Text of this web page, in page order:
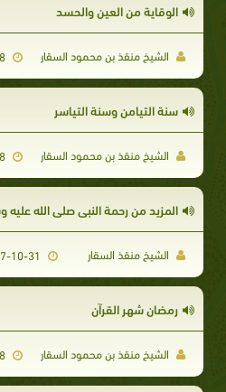
الوقاية من العين والحسد
الشيخ منقذ بن محمود السقار 2008-02-08
سنة التيامن وسنة التياسر
الشيخ منقذ بن محمود السقار 2008-02-08
المزيد من رحمة النبى صلى الله عليه
الشيخ منقذ السقار
رمضان شهر القرآن
الشيخ منقذ بن محمود السقار 2008-02-08